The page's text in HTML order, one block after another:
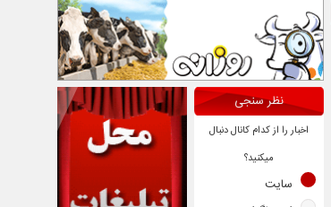
نظر سنجی
اخبار را از کدام کانال دنبال
میکنید؟
سایت